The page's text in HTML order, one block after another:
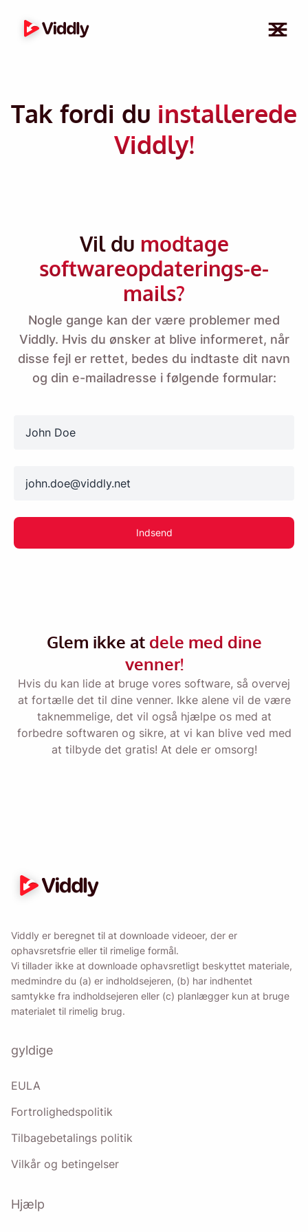
Tak fordi du installerede
Viddly!
Vil du modtage
softwareopdaterings-e-
mails?
Nogle gange kan der være problemer med
Viddly. Hvis du ønsker at blive informeret, når
disse fejl er rettet, bedes du indtaste dit navn
og din e-mailadresse i følgende formular:
Indsend
Glem ikke at dele med dine
venner!
Hvis du kan lide at bruge vores software, så overvej
at fortælle det til dine venner. Ikke alene vil de være
taknemmelige, det vil også hjælpe os med at
forbedre softwaren og sikre, at vi kan blive ved med
at tilbyde det gratis! At dele er omsorg!
Viddly er beregnet til at downloade videoer, der er
ophavsretsfrie eller til rimelige formål.
Vi tillader ikke at downloade ophavsretligt beskyttet materiale,
medmindre du (a) er indholdsejeren, (b) har indhentet
samtykke fra indholdsejeren eller (c) planlægger kun at bruge
materialet til rimelig brug.
gyldige
EULA
Fortrolighedspolitik
Tilbagebetalings politik
Vilkår og betingelser
Hjælp
Viddly, når du er tilbage på MacOS eller
Windows PC.
Name